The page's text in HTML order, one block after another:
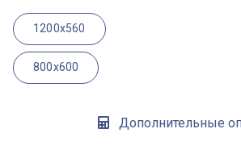
1200x560
800x600
Дополнительные